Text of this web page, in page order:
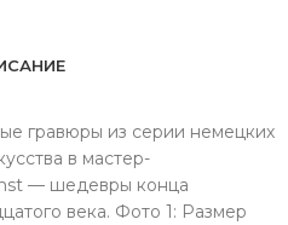
гравюры из серии немецких
в мастер-
— шедевры конца
века. Фото 1: Размер